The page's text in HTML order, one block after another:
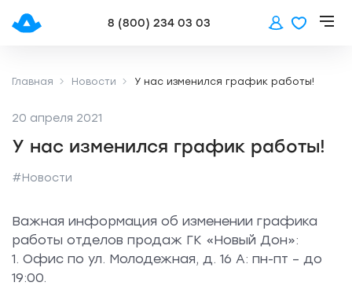
8 (800) 234 03 03
Главная Новости У нас изменился график работы!
20 апреля 2021
У нас изменился график работы!
#Новости
Важная информация об изменении графика
работы отделов продаж ГК «Новый Дон»:
1. Офис по ул. Молодежная, д. 16 А: пн-пт – до
19:00.